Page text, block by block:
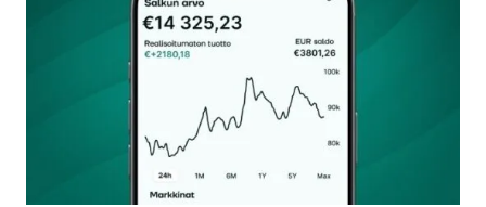
Nimesi tai nimimerkkisi
Sähköpostiosoitteesi